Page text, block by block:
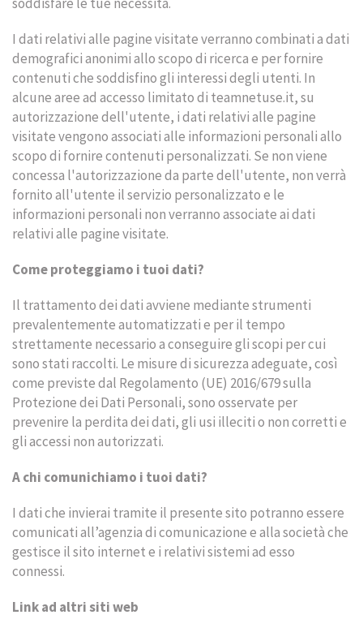
I dati relativi alle pagine visitate verranno combinati a dati
demografici anonimi allo scopo di ricerca e per fornire
contenuti che soddisfino gli interessi degli utenti. In
alcune aree ad accesso limitato di teamnetuse.it, su
autorizzazione dell'utente, i dati relativi alle pagine
visitate vengono associati alle informazioni personali allo
scopo di fornire contenuti personalizzati. Se non viene
concessa l'autorizzazione da parte dell'utente, non verrà
fornito all'utente il servizio personalizzato e le
informazioni personali non verranno associate ai dati
relativi alle pagine visitate.
Come proteggiamo i tuoi dati?
Il trattamento dei dati avviene mediante strumenti
prevalentemente automatizzati e per il tempo
strettamente necessario a conseguire gli scopi per cui
sono stati raccolti. Le misure di sicurezza adeguate, così
come previste dal Regolamento (UE) 2016/679 sulla
Protezione dei Dati Personali, sono osservate per
prevenire la perdita dei dati, gli usi illeciti o non corretti e
gli accessi non autorizzati.
A chi comunichiamo i tuoi dati?
I dati che invierai tramite il presente sito potranno essere
comunicati all’agenzia di comunicazione e alla società che
gestisce il sito internet e i relativi sistemi ad esso
connessi.
Link ad altri siti web